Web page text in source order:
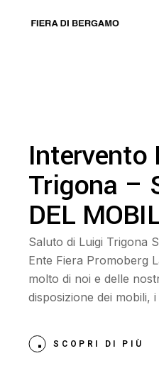
Intervento
Trigona –
DEL
Saluto di Luigi Trigona
Ente Fiera Promoberg
molto di noi e delle
disposizione dei mobili,
SCOPRI DI PIÙ